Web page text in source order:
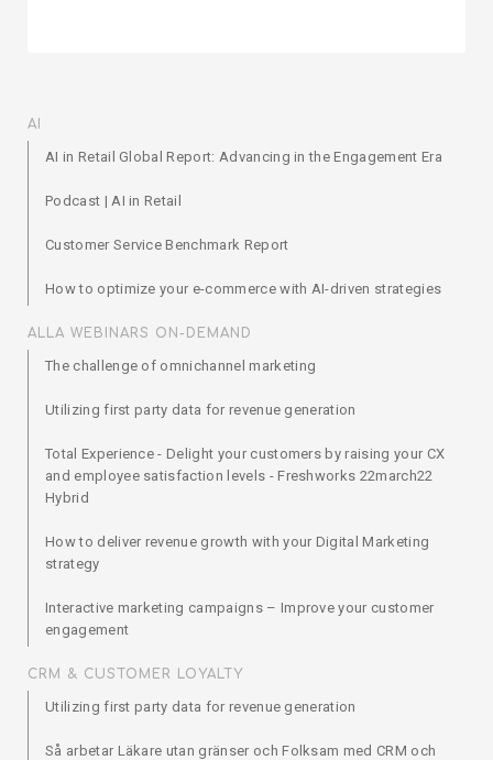
AI
AI in Retail Global Report: Advancing in the Engagement Era
Podcast | AI in Retail
Customer Service Benchmark Report
How to optimize your e-commerce with AI-driven strategies
ALLA WEBINARS ON-DEMAND
The challenge of omnichannel marketing
Utilizing first party data for revenue generation
Total Experience - Delight your customers by raising your CX
and employee satisfaction levels - Freshworks 22march22
Hybrid
How to deliver revenue growth with your Digital Marketing
strategy
Interactive marketing campaigns – Improve your customer
engagement
CRM & CUSTOMER LOYALTY
Utilizing first party data for revenue generation
Så arbetar Läkare utan gränser och Folksam med CRM och